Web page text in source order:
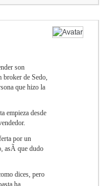
son
broker de Sedo,
que hizo la
empieza desde
por un
asÃ­ que dudo
dices, pero
ha